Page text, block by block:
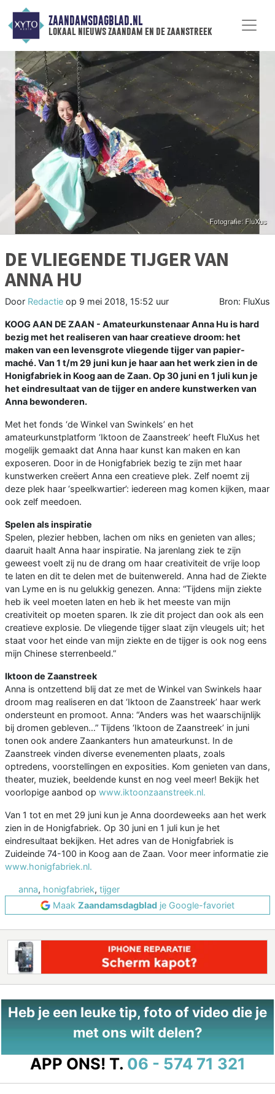
ZAANDAMSDAGBLAD.NL
lokaal nieuws zaandam en de zaanstreek
DE VLIEGENDE TIJGER VAN
ANNA HU
Door Redactie op 9 mei 2018, 15:52 uur Bron: FluXus
KOOG AAN DE ZAAN - Amateurkunstenaar Anna Hu is hard
bezig met het realiseren van haar creatieve droom: het
maken van een levensgrote vliegende tijger van papier-
maché. Van 1 t/m 29 juni kun je haar aan het werk zien in de
Honigfabriek in Koog aan de Zaan. Op 30 juni en 1 juli kun je
het eindresultaat van de tijger en andere kunstwerken van
Anna bewonderen.
Met het fonds ‘de Winkel van Swinkels’ en het
amateurkunstplatform ‘Iktoon de Zaanstreek’ heeft FluXus het
mogelijk gemaakt dat Anna haar kunst kan maken en kan
exposeren. Door in de Honigfabriek bezig te zijn met haar
kunstwerken creëert Anna een creatieve plek. Zelf noemt zij
deze plek haar ‘speelkwartier’: iedereen mag komen kijken, maar
ook zelf meedoen.
Spelen als inspiratie
Spelen, plezier hebben, lachen om niks en genieten van alles;
daaruit haalt Anna haar inspiratie. Na jarenlang ziek te zijn
geweest voelt zij nu de drang om haar creativiteit de vrije loop
te laten en dit te delen met de buitenwereld. Anna had de Ziekte
van Lyme en is nu gelukkig genezen. Anna: “Tijdens mijn ziekte
heb ik veel moeten laten en heb ik het meeste van mijn
creativiteit op moeten sparen. Ik zie dit project dan ook als een
creatieve explosie. De vliegende tijger slaat zijn vleugels uit; het
staat voor het einde van mijn ziekte en de tijger is ook nog eens
mijn Chinese sterrenbeeld.”
Iktoon de Zaanstreek
Anna is ontzettend blij dat ze met de Winkel van Swinkels haar
droom mag realiseren en dat ‘Iktoon de Zaanstreek’ haar werk
ondersteunt en promoot. Anna: “Anders was het waarschijnlijk
bij dromen gebleven…” Tijdens ‘Iktoon de Zaanstreek’ in juni
tonen ook andere Zaankanters hun amateurkunst. In de
Zaanstreek vinden diverse evenementen plaats, zoals
optredens, voorstellingen en exposities. Kom genieten van dans,
theater, muziek, beeldende kunst en nog veel meer! Bekijk het
voorlopige aanbod op www.iktoonzaanstreek.nl.
Van 1 tot en met 29 juni kun je Anna doordeweeks aan het werk
zien in de Honigfabriek. Op 30 juni en 1 juli kun je het
eindresultaat bekijken. Het adres van de Honigfabriek is
Zuideinde 74-100 in Koog aan de Zaan. Voor meer informatie zie
www.honigfabriek.nl.
anna, honigfabriek, tijger
Maak Zaandamsdagblad je Google-favoriet
Heb je een leuke tip, foto of video die je
met ons wilt delen?
APP ONS! T. 06 - 574 71 321